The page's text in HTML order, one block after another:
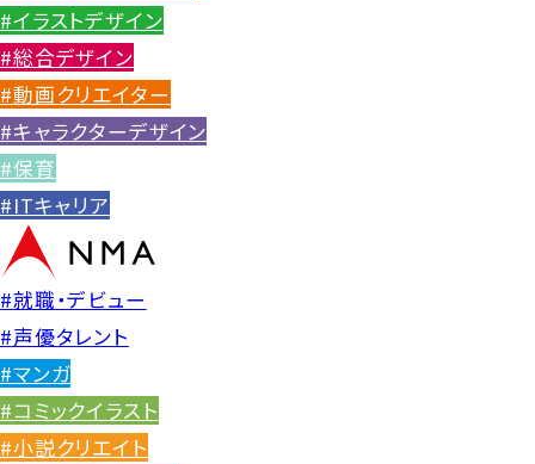
#イラストデザイン
#総合デザイン
#動画クリエイター
#キャラクターデザイン
#保育
#ITキャリア
#就職・デビュー
#声優タレント
#マンガ
#コミックイラスト
#小説クリエイト